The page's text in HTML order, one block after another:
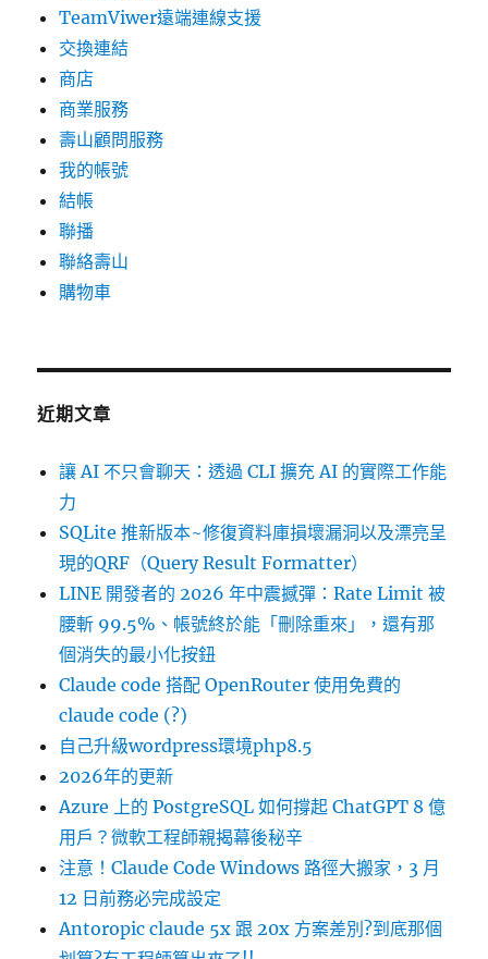
TeamViwer遠端連線支援
交換連結
商店
商業服務
壽山顧問服務
我的帳號
結帳
聯播
聯絡壽山
購物車
近期文章
讓 AI 不只會聊天：透過 CLI 擴充 AI 的實際工作能
力
SQLite 推新版本~修復資料庫損壞漏洞以及漂亮呈
現的QRF（Query Result Formatter）
LINE 開發者的 2026 年中震撼彈：Rate Limit 被
腰斬 99.5%、帳號終於能「刪除重來」，還有那
個消失的最小化按鈕
Claude code 搭配 OpenRouter 使用免費的
claude code (?)
自己升級wordpress環境php8.5
2026年的更新
Azure 上的 PostgreSQL 如何撐起 ChatGPT 8 億
用戶？微軟工程師親揭幕後秘辛
注意！Claude Code Windows 路徑大搬家，3 月
12 日前務必完成設定
Antoropic claude 5x 跟 20x 方案差別?到底那個